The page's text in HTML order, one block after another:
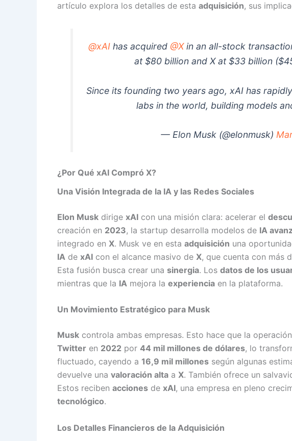
artículo explora los detalles de esta adquisición, sus
@xAIhas acquired @Xin an all-stock
at $80 billion and X at $33 billion
Since its founding two years ago, xAI has
labs in the world, building models
— Elon Musk (@elonmusk)
¿Por Qué xAI Compró X?
Una Visión Integrada de la IA y las Redes Sociales
Elon Musk dirige xAI con una misión clara: acelerar el
creación en 2023, la startup desarrolla modelos de IA
integrado en X. Musk ve en esta adquisición una
IA de xAI con el alcance masivo de X, que cuenta con más
Esta fusión busca crear una sinergia. Los datos de los
mientras que la IA mejora la experiencia en la plataforma.
Un Movimiento Estratégico para Musk
Musk controla ambas empresas. Esto hace que la
Twitter en 2022 por 44 mil millones de dólares, lo
fluctuado, cayendo a 16,9 mil millones según algunas
devuelve una valoración alta a X. También ofrece un
Estos reciben acciones de xAI, una empresa en pleno
tecnológico.
Los Detalles Financieros de la Adquisición